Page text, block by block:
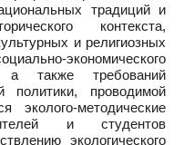
традиций и
контекста,
и религиозных
экономического
также требований
политики, проводимой
эколого-методические
и студентов
экологического